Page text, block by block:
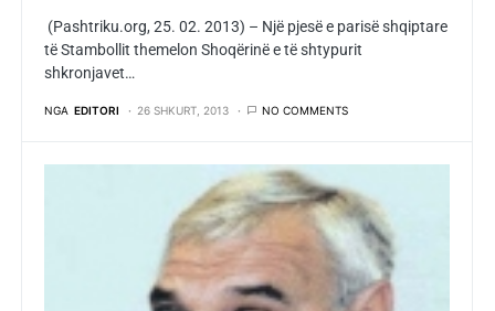
(Pashtriku.org, 25. 02. 2013) – Një pjesë e parisë shqiptare
të Stambollit themelon Shoqërinë e të shtypurit
shkronjavet…
NGA EDITORI 26 SHKURT, 2013 NO COMMENTS